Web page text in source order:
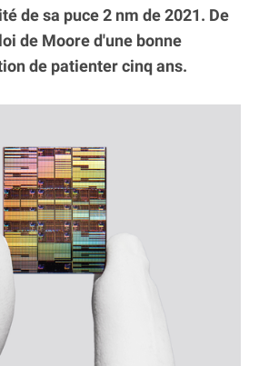
de sa puce 2 nm de 2021. De
de Moore d'une bonne
de patienter cinq ans.